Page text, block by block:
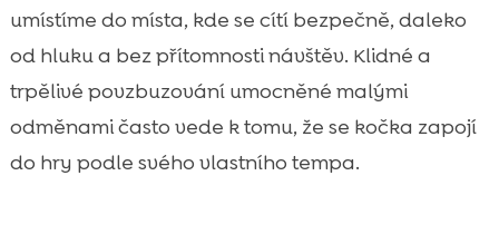
umístíme do místa, kde se cítí bezpečně, daleko
od hluku a bez přítomnosti návštěv. Klidné a
trpělivé povzbuzování umocněné malými
odměnami často vede k tomu, že se kočka zapojí
do hry podle svého vlastního tempa.